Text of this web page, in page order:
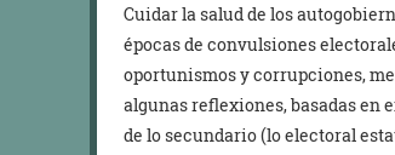
Cuidar la salud de los
épocas de convulsiones
oportunismos y corrupciones,
algunas reflexiones, basadas
de lo secundario (lo electoral